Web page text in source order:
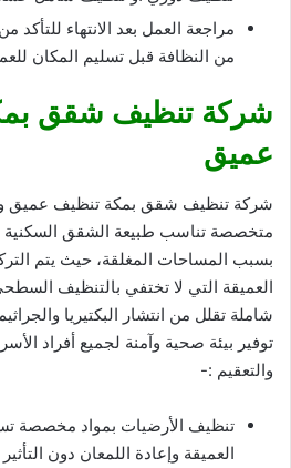
مراجعة العمل بعد الانتهاء
من النظافة قبل تسليم المكان
شركة تنظيف شقق
عميق
شركة تنظيف شقق بمكة تنظيف عميق
متخصصة تناسب طبيعة الشقق السكنية
بسبب المساحات المغلقة، حيث يتم
العميقة التي لا تختفي بالتنظيف
شاملة تقلل من انتشار البكتيريا
توفير بيئة صحية وآمنة لجميع أفراد
والتعقيم :-
تنظيف الأرضيات بمواد مخصصة
العميقة وإعادة اللمعان دون